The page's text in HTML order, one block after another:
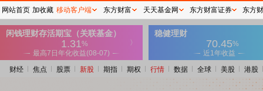
财经 焦点 股票 新股 期指 期权 行情 数据 全球 美股 港股
网站首页 加收藏 移动客户端 东方财富 天天基金网 东方财富证券 东方